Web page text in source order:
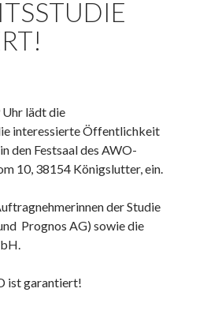
Uhr lädt die
interessierte Öffentlichkeit
den Festsaal des AWO-
10, 38154 Königslutter, ein.
der Studie
Prognos AG) sowie die
ist garantiert!